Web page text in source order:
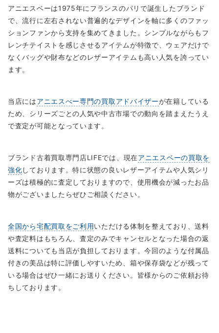
アニエスベーは1975年にフランスのパリで誕生したブランド
で、流行に左右されない普遍的なデザインを軸に多くのファッ
ションファンから支持を集めてきました。シンプルながらもフ
レンチテイストを感じさせるアイテムが特徴で、ウェアだけで
なくバッグや財布などのレザーアイテムも高い人気を誇ってい
ます。
当店にはアニエスべー専門の買取アドバイザーが在籍している
ため、シリーズごとの人気や中古市場での動向を踏まえたうえ
で査定が可能となっています。
ブランド古着買取専門店LIFEでは、現在アニエスベーの買取を
強化しております。特に状態の良いレザーアイテムや人気シリ
ーズは積極的に査定しておりますので、使用機会が減ったお品
物がございましたらぜひご相談ください。
全国から宅配買取をご利用いただける体制を整えており、送料
や査定料はもちろん、査定のみでキャンセルとなった場合の返
送料についても当店が負担しております。今回のような付属品
付きの美品は特に評価しやすいため、箱や保存袋などが残って
いる場合はぜひ一緒にお送りください。皆様からのご依頼お待
ちしております。